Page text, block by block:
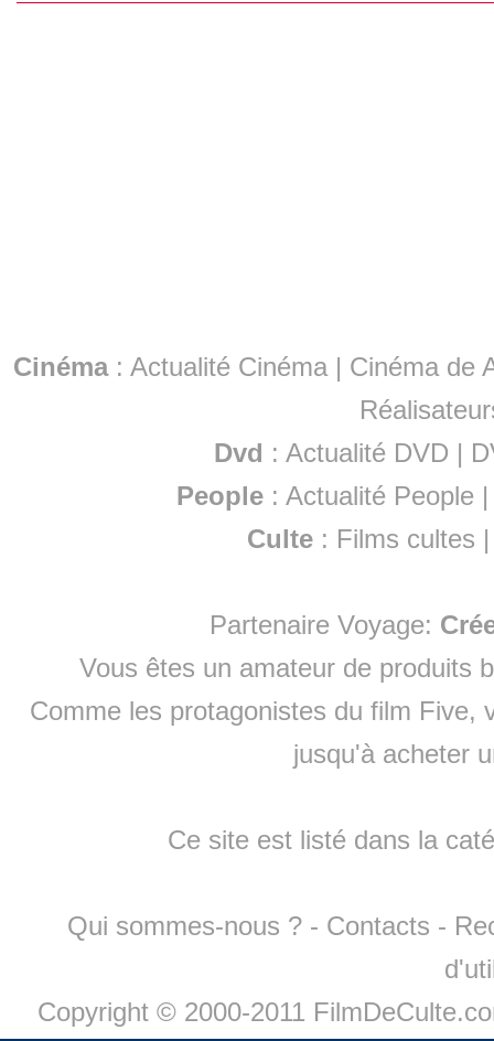
Cinéma: Actualité Cinéma | Cinéma de
Dvd : Actualité DVD |
People :Actualité People
Culte : Films cultes
Partenaire Voyage:
Vous êtes un amateur de produits
Comme les protagonistes du film Five,
jusqu'à acheter
Ce site est listé dans la
Qui sommes-nous ? - Contacts -
Copyright © 2000-2011